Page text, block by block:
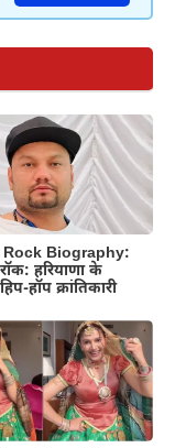
Rock Biography:
हरियाणा के
हॉप क्रांतिकारी